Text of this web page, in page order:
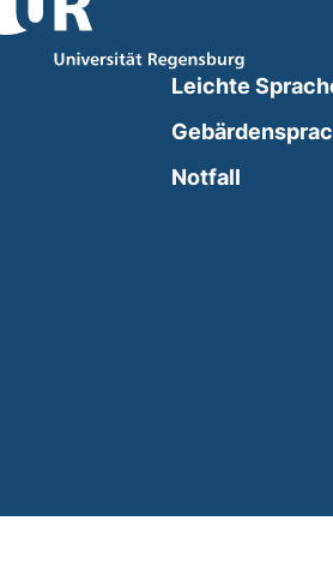
opens in a new window)
Leichte
Notfall